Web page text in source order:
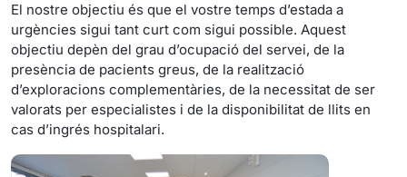
El nostre objectiu és que el vostre temps d’estada a
urgències sigui tant curt com sigui possible. Aquest
objectiu depèn del grau d’ocupació del servei, de la
presència de pacients greus, de la realització
d’exploracions complementàries, de la necessitat de ser
valorats per especialistes i de la disponibilitat de llits en
cas d’ingrés hospitalari.